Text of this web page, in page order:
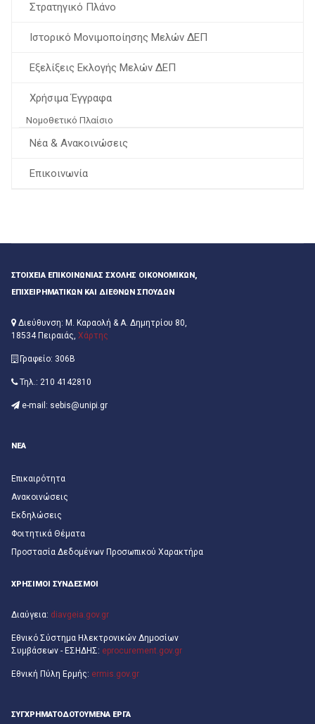
Στρατηγικό Πλάνο
Ιστορικό Μονιμοποίησης Μελών ΔΕΠ
Εξελίξεις Εκλογής Μελών ΔΕΠ
Χρήσιμα Έγγραφα
Νομοθετικό Πλαίσιο
Νέα & Ανακοινώσεις
Επικοινωνία
ΣΤΟΙΧΕΊΑ ΕΠΙΚΟΙΝΩΝΊΑΣ ΣΧΟΛΉΣ ΟΙΚΟΝΟΜΙΚΏΝ,
ΕΠΙΧΕΙΡΗΜΑΤΙΚΏΝ ΚΑΙ ΔΙΕΘΝΏΝ ΣΠΟΥΔΏΝ
Διεύθυνση: Μ. Καραολή & Α. Δημητρίου 80,
18534 Πειραιάς, Χάρτης
Γραφείο: 306Β
Τηλ.: 210 4142810
e-mail:
ΝΕΑ
Επικαιρότητα
Ανακοινώσεις
Εκδηλώσεις
Φοιτητικά Θέματα
Προστασία Δεδομένων Προσωπικού Χαρακτήρα
ΧΡΗΣΙΜΟΙ ΣΥΝΔΕΣΜΟΙ
Διαύγεια: diavgeia.gov.gr
Εθνικό Σύστημα Ηλεκτρονικών Δημοσίων
Συμβάσεων - ΕΣΗΔΗΣ: eprocurement.gov.gr
Εθνική Πύλη Ερμής: ermis.gov.gr
ΣΥΓΧΡΗΜΑΤΟΔΟΤΟΎΜΕΝΑ ΈΡΓΑ